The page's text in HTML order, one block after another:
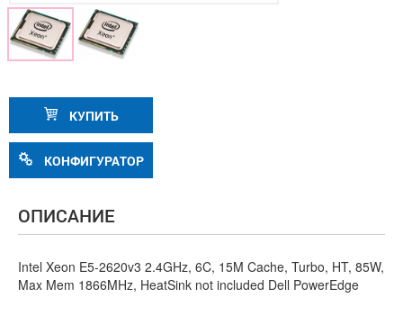
КУПИТЬ
КОНФИГУРАТОР
ОПИСАНИЕ
Intel Xeon E5-2620v3 2.4GHz, 6C, 15M Cache, Turbo, HT, 85W,
Max Mem 1866MHz, HeatSink not included Dell PowerEdge